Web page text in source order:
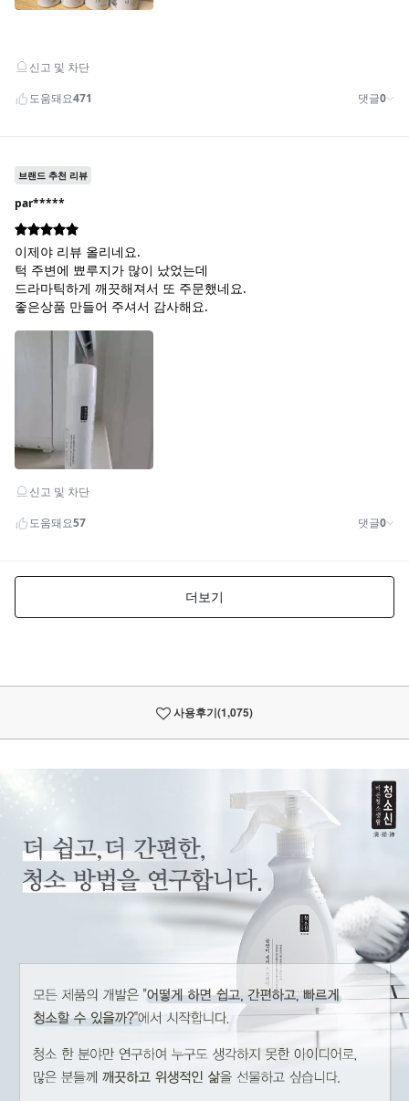
사용후기(1,075)